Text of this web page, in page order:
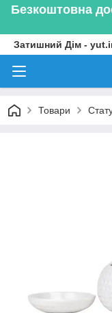
Безкоштовна
Затишний Дім -
Товари